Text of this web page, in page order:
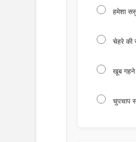
हमेशा
चेहरे की
खूब गहने
चुपचाप